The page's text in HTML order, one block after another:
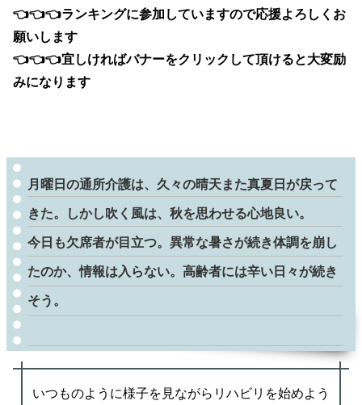
👈👈👈ランキングに参加していますので応援よろしくお
願いします
👈👈👈宜しければバナーをクリックして頂けると大変励
みになります
月曜日の通所介護は、久々の晴天また真夏日が戻って
きた。しかし吹く風は、秋を思わせる心地良い。
今日も欠席者が目立つ。異常な暑さが続き体調を崩し
たのか、情報は入らない。高齢者には辛い日々が続き
そう。
いつものように様子を見ながらリハビリを始めよう